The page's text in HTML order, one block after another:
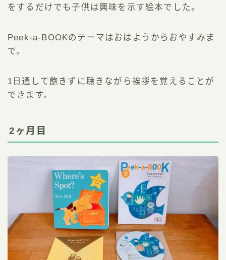
をするだけでも子供は興味を示す絵本でした。
Peek-a-BOOKのテーマはおはようからおやすみま
で。
1日通して飽きずに聴きながら挨拶を覚えることが
できます。
2ヶ月目